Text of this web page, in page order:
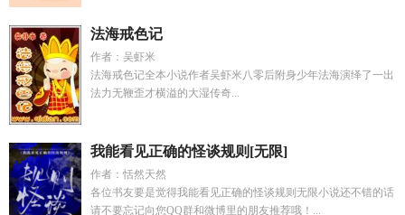
法海戒色记
作者：吴虾米
法海戒色记全本小说作者吴虾米八零后附身少年法海演绎了一出
法力无鞭歪才横溢的大湿传奇...
我能看见正确的怪谈规则[无限]
作者：恬然天然
各位书友要是觉得我能看见正确的怪谈规则无限小说还不错的话
请不要忘记向您QQ群和微博里的朋友推荐哦！...